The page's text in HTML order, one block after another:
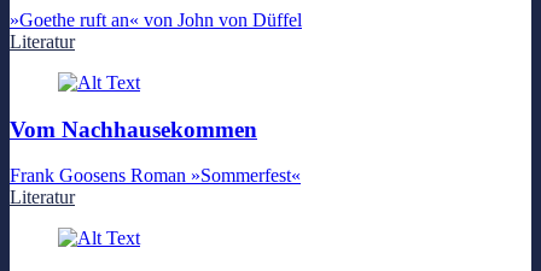
»Goethe ruft an« von John von Düffel
Literatur
Vom Nachhausekommen
Frank Goosens Roman »Sommerfest«
Literatur